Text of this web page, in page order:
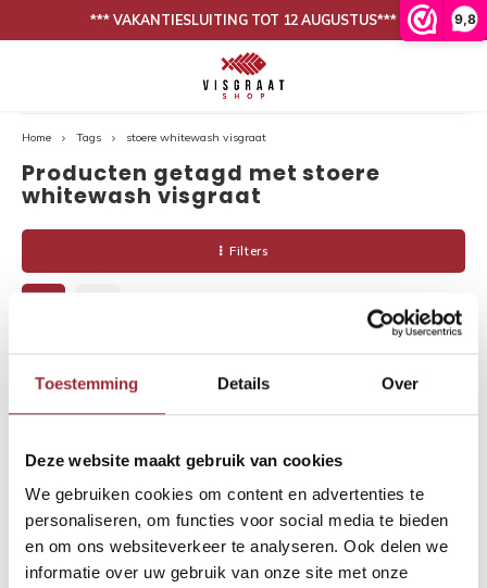
9,8
Toestemming Details Over
Deze website maakt gebruik van cookies
We gebruiken cookies om content en advertenties te
personaliseren, om functies voor social media te bieden
en om ons websiteverkeer te analyseren. Ook delen we
informatie over uw gebruik van onze site met onze
Hoofdmenu / onze collectie
Eiken vloeren
PVC vloeren
Lijm
Onderhoud
Hoofdmenu / binnenkijken
Woonkamer
Eetkamer
*** VAKANTIESLUITING TOT 12 AUGUSTUS***
30 DAGEN BEDENKTIJD, NIET TEVREDEN IS GELD TERUG
Home Tags stoere whitewash visgraat
Producten getagd met stoere
whitewash visgraat
Filters
-29%